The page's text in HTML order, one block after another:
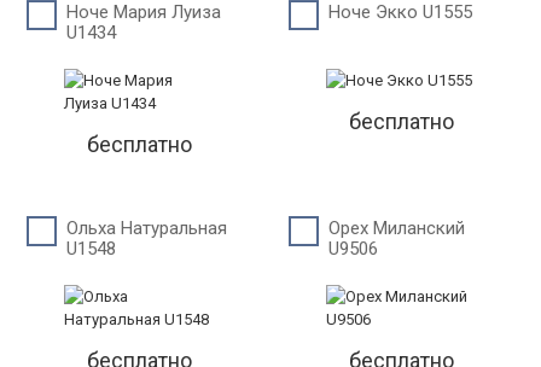
Ноче Мария Луиза
U1434
бесплатно
Ноче Экко U1555
бесплатно
Ольха Натуральная
U1548
бесплатно
Орех Миланский
U9506
бесплатно